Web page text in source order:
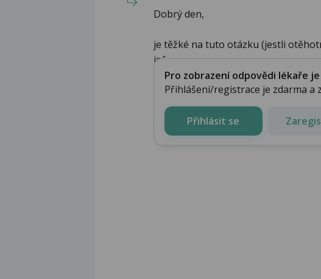
Dobrý den,
je těžké na tuto otázku (jestli
informac...
Pro zobrazení odpovědi lékaře
Přihlášení/registrace je zdarma a
Přihlásit se